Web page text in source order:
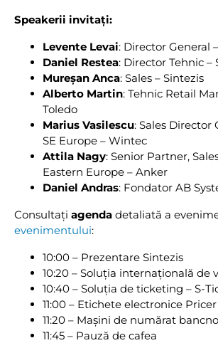
Speakerii invitați:
Levente Levai: Director General
Daniel Restea: Director Tehnic –
Mureșan Anca: Sales – Sintezis
Alberto Martin: Tehnic Retail
Toledo
Marius Vasilescu: Sales Director
SE Europe – Wintec
Attila Nagy: Senior Partner,
Eastern Europe – Anker
Daniel Andras: Fondator AB
Consultați agenda detaliată a
evenimentului:
10:00 – Prezentare Sintezis
10:20 – Soluția internațională de
10:40 – Soluția de ticketing – S-
11:00 – Etichete electronice Pricer
11:20 – Mașini de numărat
11:45 – Pauză de cafea